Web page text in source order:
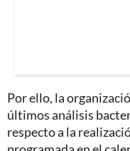
Por ello, la
últimos análisis
respecto a la